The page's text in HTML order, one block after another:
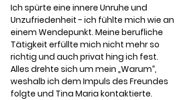
Ich spürte eine innere Unruhe und
Unzufriedenheit - ich fühlte mich wie an
einem Wendepunkt. Meine berufliche
Tätigkeit erfüllte mich nicht mehr so
richtig und auch privat hing ich fest.
Alles drehte sich um mein „Warum“,
weshalb ich dem Impuls des Freundes
folgte und Tina Maria kontaktierte.